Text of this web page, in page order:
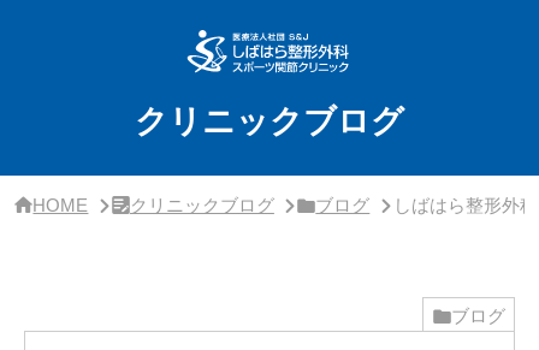
クリニックブログ
HOME クリニックブログ ブログ しばはら整形外
ブログ